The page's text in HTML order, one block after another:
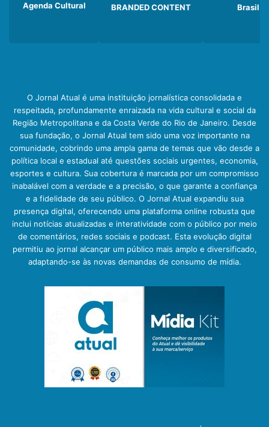
Agenda Cultural BRANDED CONTENT Brasil
O Jornal Atual é uma instituição jornalística consolidada e
respeitada, profundamente enraizada na vida cultural e social da
Região Metropolitana e da Costa Verde do Rio de Janeiro. Desde
sua fundação, o Jornal Atual tem sido uma voz importante na
comunidade, cobrindo uma ampla gama de temas que vão desde a
política local e estadual até questões sociais urgentes, economia,
esportes e cultura. Sua cobertura é marcada por um compromisso
inabalável com a verdade e a precisão, o que garante a confiança
e a fidelidade de seu público. O Jornal Atual expandiu sua
presença digital, oferecendo uma plataforma online robusta que
inclui notícias atualizadas e interatividade com o público por meio
de comentários, redes sociais e podcast. Esta evolução digital
permitiu ao jornal alcançar um público mais amplo e diversificado,
adaptando-se às novas demandas de consumo de mídia.